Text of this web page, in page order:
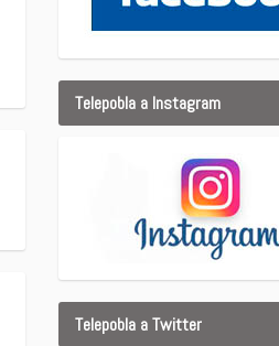
Telepobla a Instagram
Telepobla a Twitter